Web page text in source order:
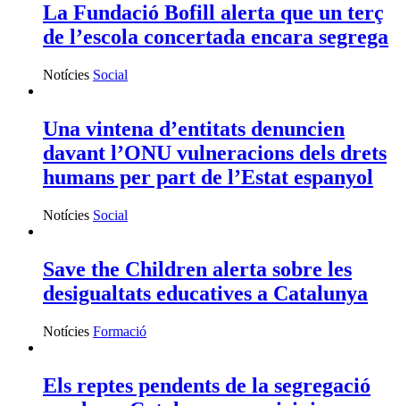
La Fundació Bofill alerta que un terç
de l’escola concertada encara segrega
Notícies Social
Una vintena d’entitats denuncien
davant l’ONU vulneracions dels drets
humans per part de l’Estat espanyol
Notícies Social
Save the Children alerta sobre les
desigualtats educatives a Catalunya
Notícies Formació
Els reptes pendents de la segregació